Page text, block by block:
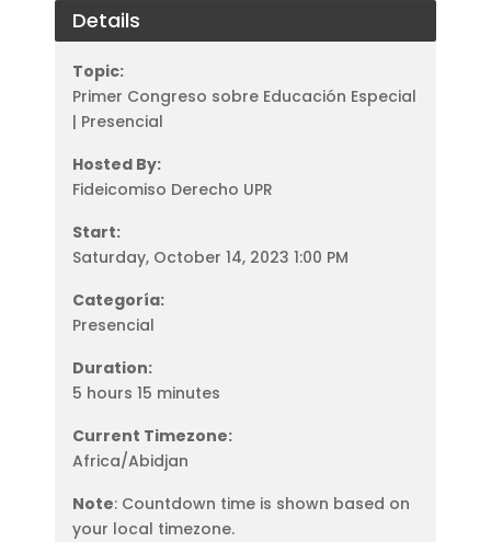
Details
Topic:
Primer Congreso sobre Educación Especial
| Presencial
Hosted By:
Fideicomiso Derecho UPR
Start:
Saturday, October 14, 2023 1:00 PM
Categoría:
Presencial
Duration:
5 hours 15 minutes
Current Timezone:
Africa/Abidjan
Note: Countdown time is shown based on
your local timezone.